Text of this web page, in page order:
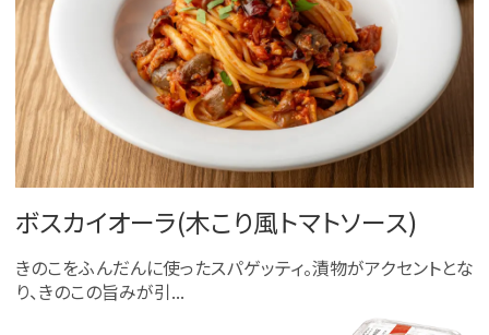
ボスカイオーラ(木こり風トマトソース)
きのこをふんだんに使ったスパゲッティ。漬物がアクセントとな
り、きのこの旨みが引...